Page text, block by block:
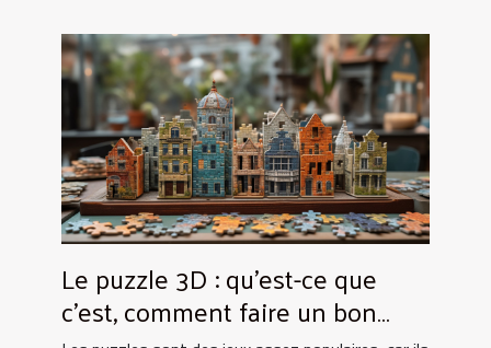
Le puzzle 3D : qu’est-ce que
c’est, comment faire un bon